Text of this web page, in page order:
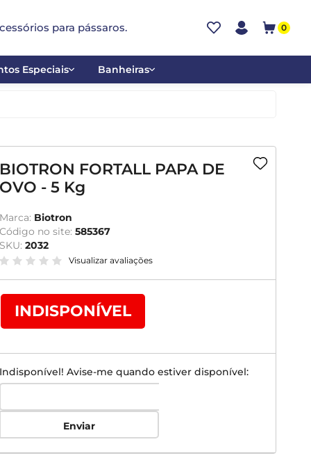
para pássaros. 0
Especiais Banheiras
Plástica
BIOTRON FORTALL PAPA DE
OVO - 5 Kg
Marca: Biotron
Código no site: 585367
SKU: 2032
Visualizar avaliações
INDISPONÍVEL
Indisponível! Avise-me quando estiver disponível:
Enviar